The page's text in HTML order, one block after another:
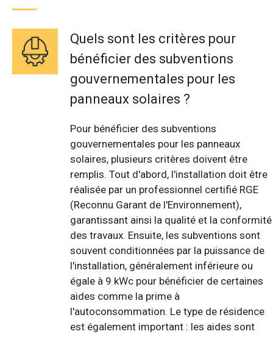
Quels sont les critères pour
bénéficier des subventions
gouvernementales pour les
panneaux solaires ?
Pour bénéficier des subventions
gouvernementales pour les panneaux
solaires, plusieurs critères doivent être
remplis. Tout d'abord, l'installation doit être
réalisée par un professionnel certifié RGE
(Reconnu Garant de l'Environnement),
garantissant ainsi la qualité et la conformité
des travaux. Ensuite, les subventions sont
souvent conditionnées par la puissance de
l'installation, généralement inférieure ou
égale à 9 kWc pour bénéficier de certaines
aides comme la prime à
l'autoconsommation. Le type de résidence
est également important : les aides sont